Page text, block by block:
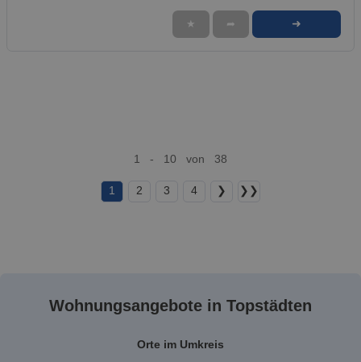
★ ➦ ➜
1 - 10 von 38
1 2 3 4 ❯ ❯❯
Wohnungsangebote in Topstädten
Orte im Umkreis